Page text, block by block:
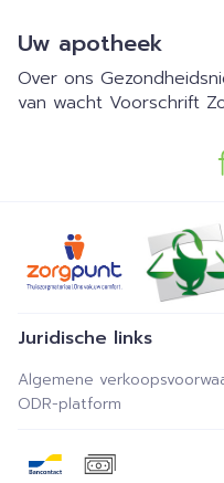
Uw apotheek
Over ons
van wacht Voorschrift
Juridische links
Algemene
ODR-platform